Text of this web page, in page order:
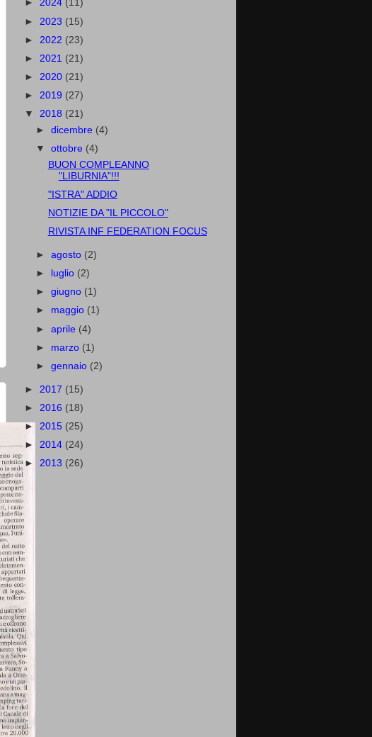
► 2024 (11)
► 2023 (15)
► 2022 (23)
► 2021 (21)
► 2020 (21)
► 2019 (27)
▼ 2018 (21)
►dicembre (4)
▼ottobre (4)
BUON COMPLEANNO
"LIBURNIA"!!!
"ISTRA" ADDIO
NOTIZIE DA "IL PICCOLO"
RIVISTA INF FEDERATION FOCUS
►agosto (2)
►
luglio (2)
►giugno (1)
► maggio (1)
►aprile (4)
► marzo (1)
►gennaio (2)
► 2017 (15)
► 2016 (18)
► 2015 (25)
► 2014 (24)
► 2013 (26)